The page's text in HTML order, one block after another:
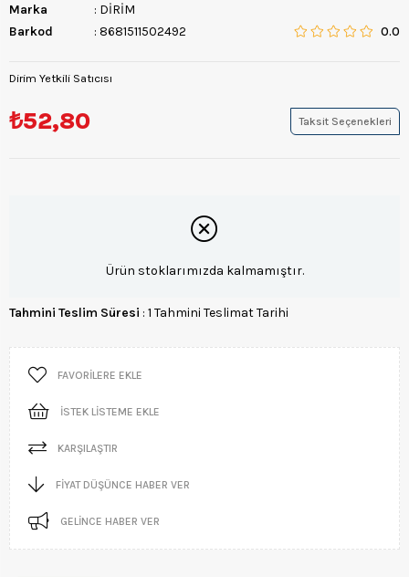
Marka
: DİRİM
Barkod
: 8681511502492 0.0
Dirim Yetkili Satıcısı
₺52,80 Taksit Seçenekleri
Ürün stoklarımızda kalmamıştır.
Tahmini Teslim Süresi : 1 Tahmini Teslimat Tarihi
FAVORILERE EKLE
İSTEK LISTEME EKLE
KARŞILAŞTIR
FIYAT DÜŞÜNCE HABER VER
GELINCE HABER VER